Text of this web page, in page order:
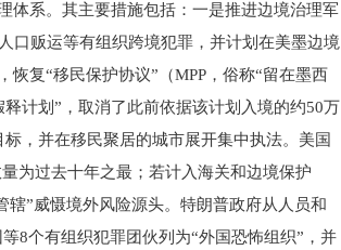
体系。其主要措施包括：一是推进边境治理军
口贩运等有组织跨境犯罪，并计划在美墨边境
复“移民保护协议”（MPP，俗称“留在墨西
计划”，取消了此前依据该计划入境的约50万
，并在移民聚居的城市展开集中执法。美国
为过去十年之最；若计入海关和边境保护
”威慑境外风险源头。特朗普政府从人员和
8个有组织犯罪团伙列为“外国恐怖组织”，并